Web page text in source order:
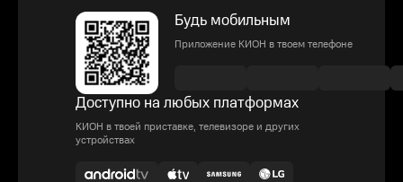
Будь мобильным
Приложение КИОН в твоем телефоне
Доступно на любых платформах
КИОН в твоей приставке, телевизоре и других
устройствах